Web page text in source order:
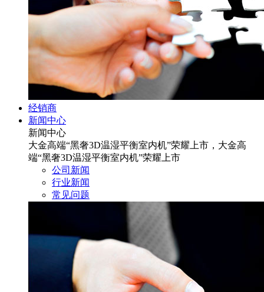
经销商
新闻中心
新闻中心
大金高端“黑奢3D温湿平衡室内机”荣耀上市，大金高
端“黑奢3D温湿平衡室内机”荣耀上市
公司新闻
行业新闻
常见问题